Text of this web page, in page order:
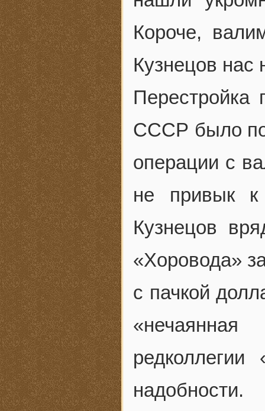
Короче,
Кузнецов нас
Перестройка
СССР было
операции с
не привык к
Кузнецов
«Хоровода»
с пачкой
надобности.